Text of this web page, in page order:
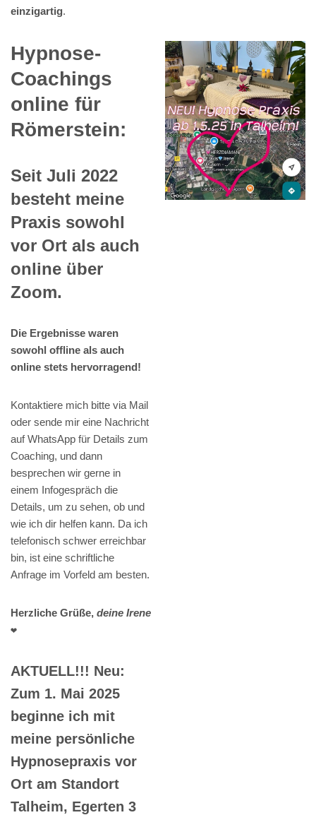
einzigartig.
Hypnose-
Coachings
online für
Römerstein:
Seit Juli 2022
besteht meine
Praxis sowohl
vor Ort als auch
online über
Zoom.
Die Ergebnisse waren
sowohl offline als auch
online stets hervorragend!
Kontaktiere mich bitte via Mail
oder sende mir eine Nachricht
auf WhatsApp für Details zum
Coaching, und dann
besprechen wir gerne in
einem Infogespräch die
Details, um zu sehen, ob und
wie ich dir helfen kann. Da ich
telefonisch schwer erreichbar
bin, ist eine schriftliche
Anfrage im Vorfeld am besten.
Herzliche Grüße, deine Irene
❤️
AKTUELL!!! Neu:
Zum 1. Mai 2025
beginne ich mit
meine persönliche
Hypnosepraxis vor
Ort am Standort
Talheim, Egerten 3